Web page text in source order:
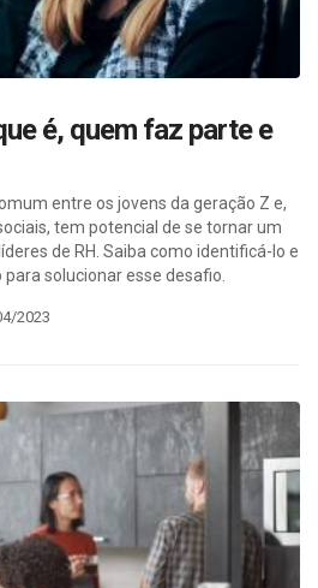
é, quem faz parte e
entre os jovens da geração Z e,
tem potencial de se tornar um
de RH. Saiba como identificá-lo e
solucionar esse desafio.
2023